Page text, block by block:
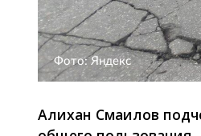
Фото: Яндекс
Алихан Смаилов